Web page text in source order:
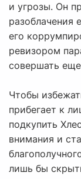
и угрозы. Он
разоблачения
его
ревизором
совершать
Чтобы
прибегает к
подкупить
внимания и
лишь бы